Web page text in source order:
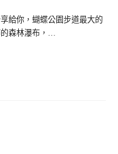
給你，蝴蝶公園步道最大的
森林瀑布，…